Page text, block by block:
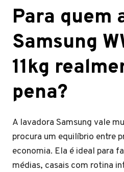
Para quem
Samsung
11kg
pena?
A lavadora Samsung vale
procura um equilíbrio entre
economia. Ela é ideal para
médias, casais com rotina